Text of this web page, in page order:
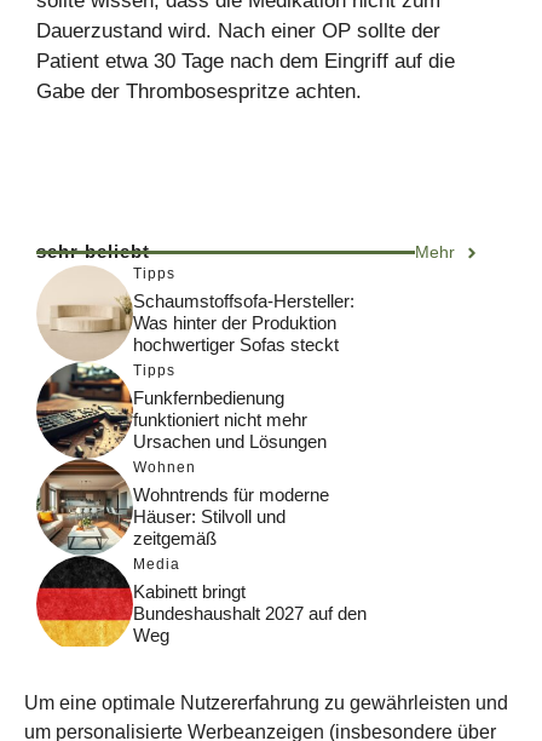
Um eine optimale Nutzererfahrung zu gewährleisten und
um personalisierte Werbeanzeigen (insbesondere über
Dauerzustand wird. Nach einer OP sollte der
Patient etwa 30 Tage nach dem Eingriff auf die
Gabe der Thrombosespritze achten.
sehr beliebt Mehr
Tipps
Schaumstoffsofa-Hersteller:
Was hinter der Produktion
hochwertiger Sofas steckt
Tipps
Funkfernbedienung
funktioniert nicht mehr
Ursachen und Lösungen
Wohnen
Wohntrends für moderne
Häuser: Stilvoll und
zeitgemäß
Media
Kabinett bringt
Bundeshaushalt 2027 auf den
Weg
Funktionsweise, Prozesse
und Rankinglogik